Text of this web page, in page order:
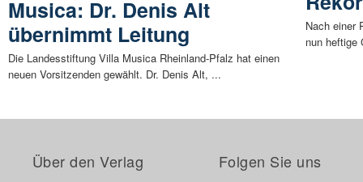
Musica: Dr. Denis Alt
übernimmt Leitung
Die Landesstiftung Villa Musica Rheinland-Pfalz hat einen
neuen Vorsitzenden gewählt. Dr. Denis Alt, ...
Nach einer
nun heftige
Über den Verlag Folgen Sie uns